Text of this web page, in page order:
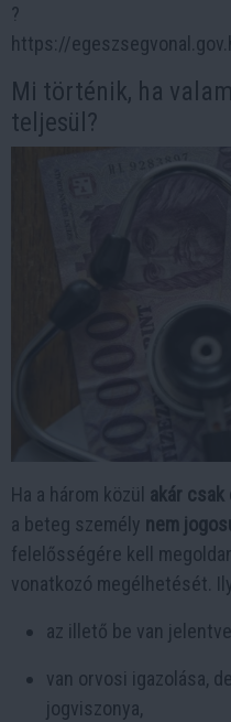
?
https://
Mi történik, ha
teljesül?
Ha a három közül akár
a beteg személy nem
felelősségére kell
vonatkozó megélhetését.
az illető be van
van orvosi igazolása,
jogviszonya,